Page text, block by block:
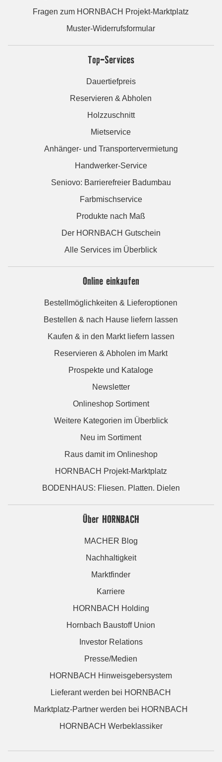
Fragen zum HORNBACH Projekt-Marktplatz
Muster-Widerrufsformular
Top-Services
Dauertiefpreis
Reservieren & Abholen
Holzzuschnitt
Mietservice
Anhänger- und Transportervermietung
Handwerker-Service
Seniovo: Barrierefreier Badumbau
Farbmischservice
Produkte nach Maß
Der HORNBACH Gutschein
Alle Services im Überblick
Online einkaufen
Bestellmöglichkeiten & Lieferoptionen
Bestellen & nach Hause liefern lassen
Kaufen & in den Markt liefern lassen
Reservieren & Abholen im Markt
Prospekte und Kataloge
Newsletter
Onlineshop Sortiment
Weitere Kategorien im Überblick
Neu im Sortiment
Raus damit im Onlineshop
HORNBACH Projekt-Marktplatz
BODENHAUS: Fliesen. Platten. Dielen
Über HORNBACH
MACHER Blog
Nachhaltigkeit
Marktfinder
Karriere
HORNBACH Holding
Hornbach Baustoff Union
Investor Relations
Presse/Medien
HORNBACH Hinweisgebersystem
Lieferant werden bei HORNBACH
Marktplatz-Partner werden bei HORNBACH
HORNBACH Werbeklassiker